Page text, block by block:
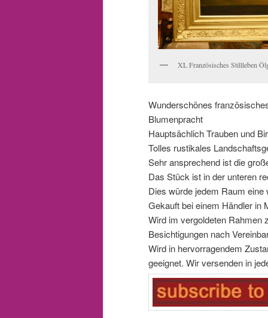
XL Französisches Stillleben
Wunderschönes
Blumenpracht
Hauptsächlich Trauben und
Tolles rustikales
Sehr ansprechend ist die
Das Stück ist in der unteren
Dies würde jedem Raum
Gekauft bei einem Händler in
Wird im vergoldeten Rahmen
Besichtigungen nach
Wird in hervorragendem
geeignet. Wir versenden in